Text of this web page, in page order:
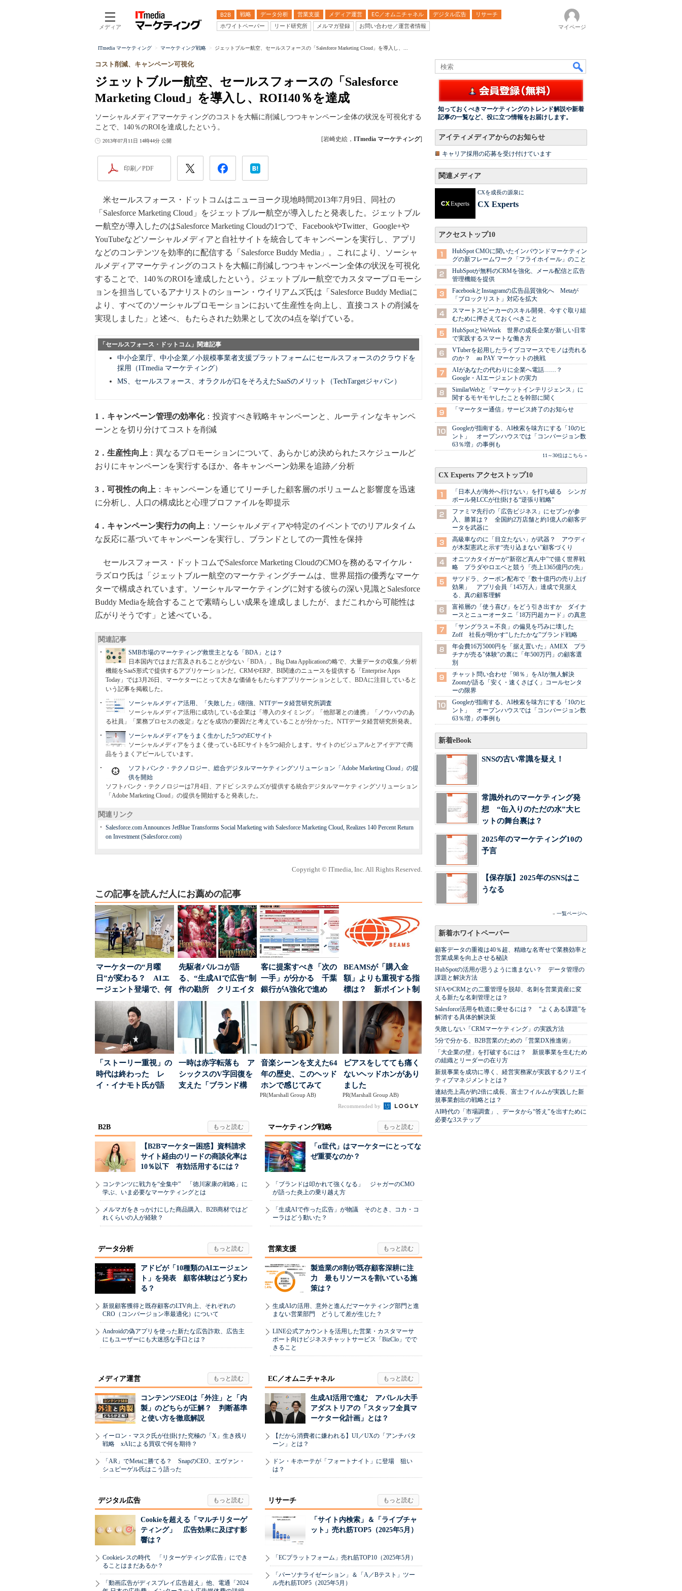
メディア
B2B 戦略 データ分析 営業支援 メディア運営 EC／オムニチャネル デジタル広告
リサーチ
ホワイトペーパー
リード研究所 メルマガ登録 お問い合わせ／運営者情報 マイページ
ITmedia マーケティング マーケティング戦略 ジェットブルー航空、セールスフォースの「Salesforce Marketing Cloud」を導入し、...
ジェットブルー航空、セールスフォースの「Salesforce
Marketing Cloud」を導入し、ROI140％を達成
コスト削減、キャンペーン可視化
ソーシャルメディアマーケティングのコストを大幅に削減しつつキャンペーン全体の状況を可視化する
ことで、140％のROIを達成したという。
2013年07月11日 14時44分 公開 [岩崎史絵， ITmedia マーケティング]
印刷／PDF
米セールスフォース・ドットコムはニューヨーク現地時間2013年7月9日、同社の
「Salesforce Marketing Cloud」をジェットブルー航空が導入したと発表した。ジェットブル
ー航空が導入したのはSalesforce Marketing Cloudの1つで、FacebookやTwitter、Google+や
YouTubeなどソーシャルメディアと自社サイトを統合してキャンペーンを実行し、アプリ
などのコンテンツを効率的に配信する「Salesforce Buddy Media」。これにより、ソーシャ
ルメディアマーケティングのコストを大幅に削減しつつキャンペーン全体の状況を可視化
することで、140％のROIを達成したという。ジェットブルー航空でカスタマープロモーシ
ョンを担当しているアナリストのショーン・ウイリアムズ氏は「Salesforce Buddy Mediaに
より、すべてのソーシャルプロモーションにおいて生産性を向上し、直接コストの削減を
実現しました」と述べ、もたらされた効果として次の4点を挙げている。
「セールスフォース・ドットコム」関連記事
中小企業庁、中小企業／小規模事業者支援プラットフォームにセールスフォースのクラウドを
採用（ITmedia マーケティング）
MS、セールスフォース、オラクルが口をそろえたSaaSのメリット（TechTargetジャパン）
1．キャンペーン管理の効率化：投資すべき戦略キャンペーンと、ルーティンなキャンペ
ーンとを切り分けてコストを削減
2．生産性向上 ：異なるプロモーションについて、あらかじめ決められたスケジュールど
おりにキャンペーンを実行するほか、各キャンペーン効果を追跡／分析
3．可視性の向上 ：キャンペーンを通じてリーチした顧客層のボリュームと影響度を迅速
に分析し、人口の構成比と心理プロファイルを即提示
4．キャンペーン実行力の向上 ：ソーシャルメディアや特定のイベントでのリアルタイム
な反応に基づいてキャンペーンを実行し、ブランドとしての一貫性を保持
セールスフォース・ドットコムでSalesforce Marketing CloudのCMOを務めるマイケル・
ラズロウ氏は「ジェットブルー航空のマーケティングチームは、世界屈指の優秀なマーケ
ターで構成されています。ソーシャルマーケティングに対する彼らの深い見識とSalesforce
Buddy Mediaを統合することで素晴らしい成果を達成しましたが、まだこれから可能性は
広がりそうです」と述べている。
関連記事
SMB市場のマーケティング救世主となる「BDA」とは？
日本国内ではまだ言及されることが少ない「BDA」。Big Data Applicationの略で、大量データの収集／分析
機能をSaaS形式で提供するアプリケーションだ。CRMやERP、BI関連のニュースを提供する「Enterprise Apps
Today」では3月26日、マーケターにとって大きな価値をもたらすアプリケーションとして、BDAに注目していると
いう記事を掲載した。
ソーシャルメディア活用、「失敗した」6割強、NTTデータ経営研究所調査
ソーシャルメディア活用に成功している企業は「導入のタイミング」「他部署との連携」「ノウハウのあ
る社員」「業務プロセスの改定」などを成功の要因だと考えていることが分かった。NTTデータ経営研究所発表。
ソーシャルメディアをうまく生かした5つのECサイト
ソーシャルメディアをうまく使っているECサイトを5つ紹介します。サイトのビジュアルとアイデアで商
品をうまくアピールしています。
ソフトバンク・テクノロジー、総合デジタルマーケティングソリューション「Adobe Marketing Cloud」の提
供を開始
ソフトバンク・テクノロジーは7月4日、アドビ システムズが提供する統合デジタルマーケティングソリューション
「Adobe Marketing Cloud」の提供を開始すると発表した。
関連リンク
Salesforce.com Announces JetBlue Transforms Social Marketing with Salesforce Marketing Cloud, Realizes 140 Percent Return
on Investment (Salesforce.com)
Copyright © ITmedia, Inc. All Rights Reserved.
この記事を読んだ人にお薦めの記事
マーケターの“月曜
日”が変わる？ AIエ
ージェント登場で、何
が起きるか
先駆者パルコが語
る、“生成AIで広告”制
作の勘所 クリエイタ
ーに残る「重要な役
割...
客に提案すべき「次の
一手」が分かる 千葉
銀行がA強化で進め
る“One to On...
BEAMSが「購入金
額」よりも重視する指
標は？ 新ポイント制
度の狙い
「ストーリー重視」の
時代は終わった レ
イ・イナモト氏が語
一時は赤字転落も ア
シックスのV字回復を
支えた「ブランド構
音楽シーンを支えた64
年の歴史、このヘッド
ホンで感じてみて
PR(Marshall Group AB)
ピアスをしてても痛く
ないヘッドホンがあり
ました
PR(Marshall Group AB)
Recommended by
B2B
【B2Bマーケター困惑】資料請求
サイト経由のリードの商談化率は
10％以下 有効活用するには？
コンテンツに戦力を“全集中” 「徳川家康の戦略」に
学ぶ、いま必要なマーケティングとは
メルマガをきっかけにした商品購入、B2B商材ではど
れくらいの人が経験？
マーケティング戦略
「α世代」はマーケターにとってな
ぜ重要なのか？
「ブランドは叩かれて強くなる」 ジャガーのCMO
が語った炎上の乗り越え方
「生成AIで作った広告」が物議 そのとき、コカ・コ
ーラはどう動いた？
データ分析
アドビが「10種類のAIエージェン
ト」を発表 顧客体験はどう変わ
る？
新規顧客獲得と既存顧客のLTV向上、それぞれの
CRO（コンバージョン率最適化）について
Androidの偽アプリを使った新たな広告詐欺、広告主
にもユーザーにも大迷惑な手口とは？
営業支援
製造業の8割が既存顧客深耕に注
力 最もリソースを割いている施
策は？
生成AIの活用、意外と進んだマーケティング部門と進
まない営業部門 どうして差が生じた？
LINE公式アカウントを活用した営業・カスタマーサ
ポート向けビジネスチャットサービス「BizClo」でで
きること
メディア運営
コンテンツSEOは「外注」と「内
製」のどちらが正解？ 判断基準
と使い方を徹底解説
イーロン・マスク氏が仕掛けた究極の「X」生き残り
戦略 xAIによる買収で何を期待？
「AR」でMetaに勝てる？ SnapのCEO、エヴァン・
シュピーゲル氏はこう語った
EC／オムニチャネル
生成AI活用で進む アパレル大手
アダストリアの「スタッフ全員マ
ーケター化計画」とは？
【だから消費者に嫌われる】UI／UXの「アンチパタ
ーン」とは？
ドン・キホーテが「フォートナイト」に登場 狙い
は？
デジタル広告
Cookieを超える「マルチリターゲ
ティング」 広告効果に及ぼす影
響は？
Cookieレスの時代 「リターゲティング広告」にでき
ることはまだあるか？
「動画広告がディスプレイ広告超え」他、電通「2024
リサーチ
「サイト内検索」＆「ライブチャ
ット」売れ筋TOP5（2025年5月）
「ECプラットフォーム」売れ筋TOP10（2025年5月）
「パーソナライゼーション」＆「A／Bテスト」ツー
ル売れ筋TOP5（2025年5月）
知っておくべきマーケティングのトレンド解説や新着
記事の一覧など、役に立つ情報をお届けします。
アイティメディアからのお知らせ
キャリア採用の応募を受け付けています
関連メディア
CXを成長の源泉に
CX Experts
アクセストップ10
HubSpot CMOに聞いたインバウンドマーケティン
グの新フレームワーク「フライホイール」のこと
HubSpotが無料のCRMを強化、メール配信と広告
管理機能を提供
FacebookとInstagramの広告品質強化へ Metaが
「ブロックリスト」対応を拡大
スマートスピーカーのスキル開発、今すぐ取り組
むために押さえておくべきこと
HubSpotとWeWork 世界の成長企業が新しい日常
で実践するスマートな働き方
VTuberを起用したライブコマースでモノは売れる
のか？ au PAY マーケットの挑戦
AIがあなたの代わりに企業へ電話……？
Google・AIエージェントの実力
SimilarWebと「マーケットインテリジェンス」に
関するモヤモヤしたことを幹部に聞く
「マーケター通信」サービス終了のお知らせ
Googleが指南する、AI検索を味方にする「10のヒ
ント」 オープンハウスでは「コンバージョン数
63％増」の事例も
11～30位はこちら »
CX Experts アクセストップ10
「日本人が海外へ行けない」を打ち破る シンガ
ポール発LCCが仕掛ける“逆張り戦略”
ファミマ先行の「広告ビジネス」にセブンが参
入、勝算は？ 全国約2万店舗と約1億人の顧客デ
ータを武器に
高級車なのに「目立たない」が武器？ アウディ
が木梨憲武と示す“売り込まない”顧客づくり
オニツカタイガーが“新宿ど真ん中”で描く世界戦
略 プラダやロエベと競う「売上1365億円の先」
サツドラ、クーポン配布で「数十億円の売り上げ
効果」 アプリ会員「145万人」達成で見据え
る、真の顧客理解
富裕層の「使う喜び」をどう引き出すか ダイナ
ースとニューオータニ「18万円超カード」の真意
「サングラス＝不良」の偏見を巧みに壊した
Zoff 社長が明かす“したたかな”ブランド戦略
年会費16万5000円を「据え置いた」AMEX プラ
チナが売る"体験"の裏に「年500万円」の顧客選
別
チャット問い合わせ「98％」をAIが無人解決
Zoomが語る「安く・速くさばく」コールセンタ
ーの限界
Googleが指南する、AI検索を味方にする「10のヒ
ント」 オープンハウスでは「コンバージョン数
63％増」の事例も
新着eBook
SNSの古い常識を疑え！
常識外れのマーケティング発
想 “缶入りのただの水”大ヒ
ットの舞台裏は？
2025年のマーケティング10の
予言
【保存版】2025年のSNSはこ
うなる
» 一覧ページへ
新着ホワイトペーパー
顧客データの重複は40％超、精緻な名寄せで業務効率と
営業成果を向上させる秘訣
HubSpotの活用が思うように進まない？ データ管理の
課題と解決方法
SFAやCRMとの二重管理を脱却、名刺を営業資産に変
える新たな名刺管理とは？
Salesforce活用を軌道に乗せるには？ “よくある課題”を
解消する具体的解決策
失敗しない「CRMマーケティング」の実践方法
5分で分かる、B2B営業のための「営業DX推進術」
「大企業の壁」を打破するには？ 新規事業を生むため
の組織とリーダーの在り方
新規事業を成功に導く、経営実務家が実践するクリエイ
ティブマネジメントとは？
連結売上高が約2倍に成長、富士フイルムが実践した新
規事業創出の戦略とは？
AI時代の「市場調査」、データから“答え”を出すために
必要な3ステップ